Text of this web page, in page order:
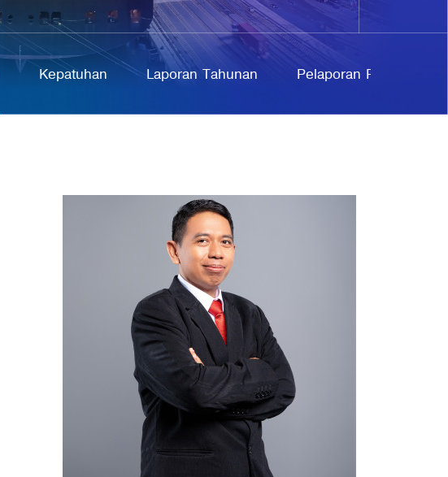
Kepatuhan Laporan Tahunan Pelaporan Pelanggaran